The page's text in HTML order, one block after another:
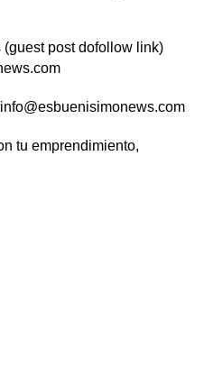
post dofollow link)
tu emprendimiento,